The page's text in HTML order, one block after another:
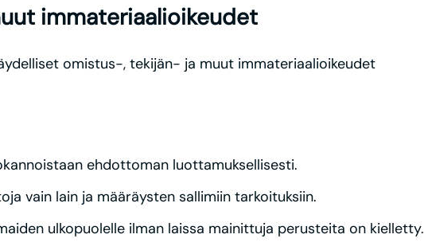
immateriaalioikeudet
omistus-, tekijän- ja muut immateriaalioikeudet
ehdottoman luottamuksellisesti.
vain lain ja määräysten sallimiin tarkoituksiin.
ulkopuolelle ilman laissa mainittuja perusteita on kielletty.